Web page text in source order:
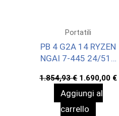
Portatili
PB 4 G2A 14 RYZEN
NGAI 7-445 24/512
1.854,93€ Il
prezzo
originale
1.854,93 €.
1.690,00 €Il
Aggiungi al
carrello